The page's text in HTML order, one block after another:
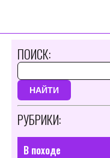
ПОИСК:
НАЙТИ
РУБРИКИ:
В походе